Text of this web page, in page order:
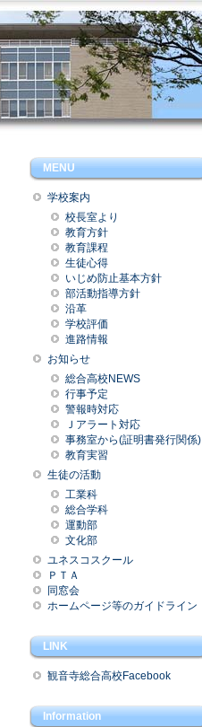
MENU
学校案内
校長室より
教育方針
教育課程
生徒心得
いじめ防止基本方針
部活動指導方針
沿革
学校評価
進路情報
お知らせ
総合高校NEWS
行事予定
警報時対応
Ｊアラート対応
事務室から(証明書発行関係)
教育実習
生徒の活動
工業科
総合学科
運動部
文化部
ユネスコスクール
ＰＴＡ
同窓会
ホームページ等のガイドライン
LINK
観音寺総合高校Facebook
Information